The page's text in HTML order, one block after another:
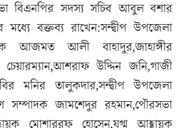
বিএনপির সদস্য সচিব আবুল বশার
মধ্যে বক্তব্য রাখেন:সন্দ্বীপ উপজেলা
আজমত আলী বাহাদুর,জাহাঙ্গীর
উদ্দিন জনি,গাজী
মনির তালুকদার,সন্দ্বীপ উপজেলা
সম্পাদক জামশেদুর রহমান,পৌরসভা
মোশাররফ হোসেন,যুগ্ম আহ্বায়ক